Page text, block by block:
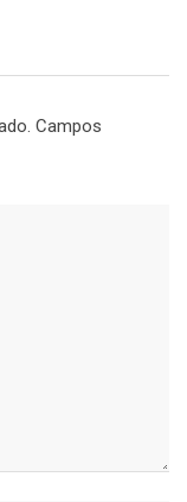
Campos